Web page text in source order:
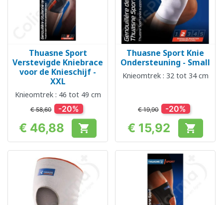
Thuasne Sport
Verstevigde Kniebrace
voor de Knieschijf -
XXL
Knieomtrek : 46 tot 49 cm
€ 58,60 -20%
Prijs
€ 46,88 
Thuasne Sport Knie
Ondersteuning - Small
Knieomtrek : 32 tot 34 cm
€ 19,90 -20%
Prijs
€ 15,92 